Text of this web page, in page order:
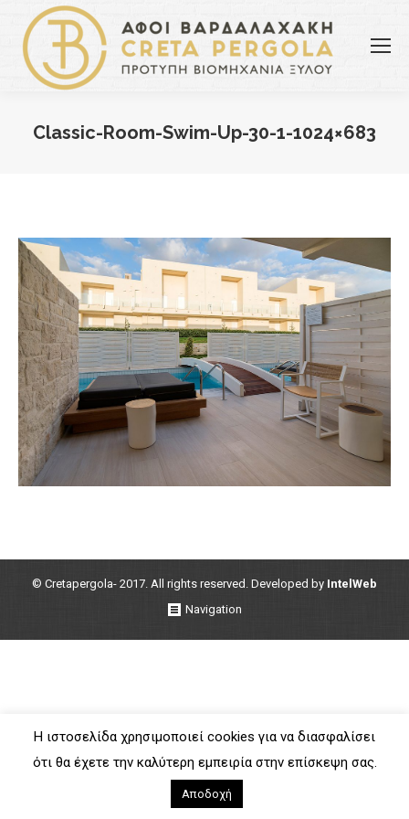
Classic-Room-Swim-Up-30-1-1024×683
© Cretapergola- 2017. All rights reserved. Developed by IntelWeb
Navigation
Η ιστοσελίδα χρησιμοποιεί cookies για να διασφαλίσει
ότι θα έχετε την καλύτερη εμπειρία στην επίσκεψη σας.
Αποδοχή